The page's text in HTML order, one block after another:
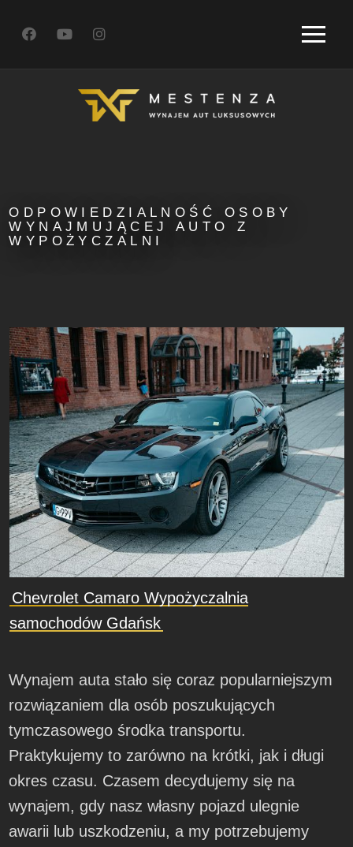
ODPOWIEDZIALNOŚĆ OSOBY
WYNAJMUJĄCEJ AUTO Z
WYPOŻYCZALNI
Chevrolet Camaro Wypożyczalnia
samochodów Gdańsk
Wynajem auta stało się coraz popularniejszym
rozwiązaniem dla osób poszukujących
tymczasowego środka transportu.
Praktykujemy to zarówno na krótki, jak i długi
okres czasu. Czasem decydujemy się na
wynajem, gdy nasz własny pojazd ulegnie
awarii lub uszkodzeniu, a my potrzebujemy